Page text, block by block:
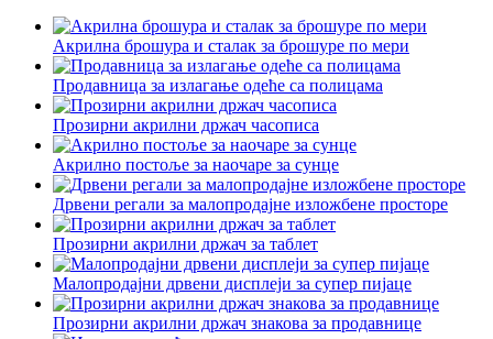
Акрилна брошура и сталак за брошуре по мери
Продавница за излагање одеће са полицама
Прозирни акрилни држач часописа
Акрилно постоље за наочаре за сунце
Дрвени регали за малопродајне изложбене просторе
Прозирни акрилни држач за таблет
Малопродајни дрвени дисплеји за супер пијаце
Прозирни акрилни држач знакова за продавнице